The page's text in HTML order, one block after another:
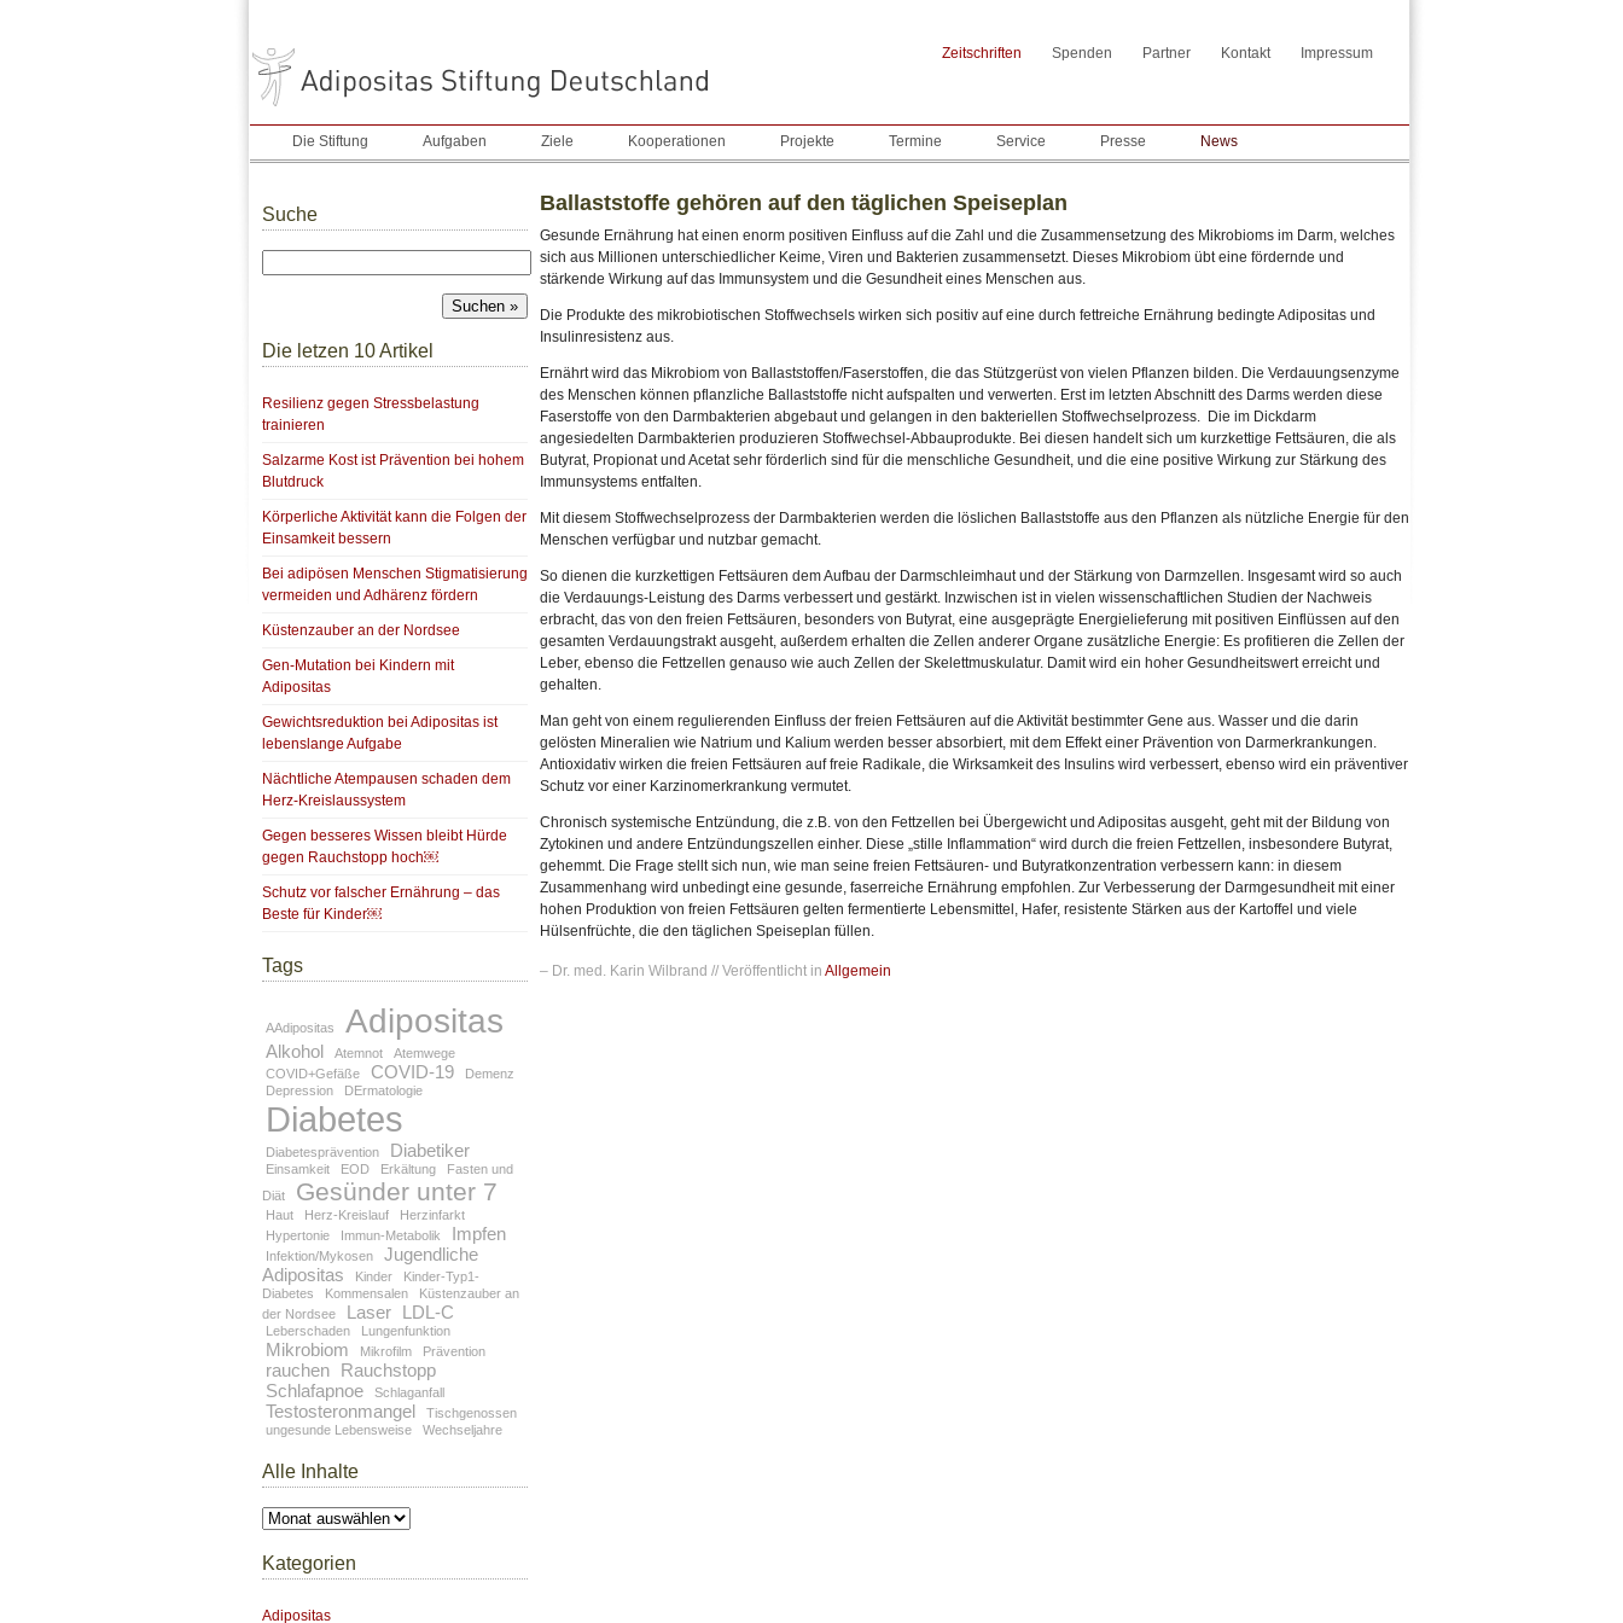
Zeitschriften Spenden Partner Kontakt Impressum
Die Stiftung Aufgaben Ziele Kooperationen Projekte Termine Service Presse News
Suche
Die letzen 10 Artikel
Resilienz gegen Stressbelastung
trainieren
Salzarme Kost ist Prävention bei hohem
Blutdruck
Körperliche Aktivität kann die Folgen der
Einsamkeit bessern
Bei adipösen Menschen Stigmatisierung
vermeiden und Adhärenz fördern
Küstenzauber an der Nordsee
Gen-Mutation bei Kindern mit
Adipositas
Gewichtsreduktion bei Adipositas ist
lebenslange Aufgabe
Nächtliche Atempausen schaden dem
Herz-Kreislaussystem
Gegen besseres Wissen bleibt Hürde
gegen Rauchstopp hoch￼
Schutz vor falscher Ernährung – das
Beste für Kinder￼
Tags
AAdipositas Adipositas
Alkohol Atemnot
Atemwege
COVID+Gefäße
COVID-19
Demenz
Depression
DErmatologie
Diabetes
Diabetesprävention Diabetiker
Einsamkeit EOD Erkältung
Fasten und
Diät
Gesünder unter 7
Haut Herz-Kreislauf
Herzinfarkt
Hypertonie
Immun-Metabolik Impfen
Infektion/Mykosen
Jugendliche
Adipositas
Kinder
Kinder-Typ1-
Diabetes
Kommensalen
Küstenzauber an
der Nordsee
Laser LDL-C
Leberschaden Lungenfunktion
Mikrobiom Mikrofilm Prävention
rauchen Rauchstopp
Schlafapnoe
Schlaganfall
Testosteronmangel
Tischgenossen
ungesunde Lebensweise
Wechseljahre
Alle Inhalte
Alle
Inhalte
Kategorien
Adipositas
Ballaststoffe gehören auf den täglichen Speiseplan
Gesunde Ernährung hat einen enorm positiven Einfluss auf die Zahl und die Zusammensetzung des Mikrobioms im Darm, welches
sich aus Millionen unterschiedlicher Keime, Viren und Bakterien zusammensetzt. Dieses Mikrobiom übt eine fördernde und
stärkende Wirkung auf das Immunsystem und die Gesundheit eines Menschen aus.
Die Produkte des mikrobiotischen Stoffwechsels wirken sich positiv auf eine durch fettreiche Ernährung bedingte Adipositas und
Insulinresistenz aus.
Ernährt wird das Mikrobiom von Ballaststoffen/Faserstoffen, die das Stützgerüst von vielen Pflanzen bilden. Die Verdauungsenzyme
des Menschen können pflanzliche Ballaststoffe nicht aufspalten und verwerten. Erst im letzten Abschnitt des Darms werden diese
Faserstoffe von den Darmbakterien abgebaut und gelangen in den bakteriellen Stoffwechselprozess. Die im Dickdarm
angesiedelten Darmbakterien produzieren Stoffwechsel-Abbauprodukte. Bei diesen handelt sich um kurzkettige Fettsäuren, die als
Butyrat, Propionat und Acetat sehr förderlich sind für die menschliche Gesundheit, und die eine positive Wirkung zur Stärkung des
Immunsystems entfalten.
Mit diesem Stoffwechselprozess der Darmbakterien werden die löslichen Ballaststoffe aus den Pflanzen als nützliche Energie für den
Menschen verfügbar und nutzbar gemacht.
So dienen die kurzkettigen Fettsäuren dem Aufbau der Darmschleimhaut und der Stärkung von Darmzellen. Insgesamt wird so auch
die Verdauungs-Leistung des Darms verbessert und gestärkt. Inzwischen ist in vielen wissenschaftlichen Studien der Nachweis
erbracht, das von den freien Fettsäuren, besonders von Butyrat, eine ausgeprägte Energielieferung mit positiven Einflüssen auf den
gesamten Verdauungstrakt ausgeht, außerdem erhalten die Zellen anderer Organe zusätzliche Energie: Es profitieren die Zellen der
Leber, ebenso die Fettzellen genauso wie auch Zellen der Skelettmuskulatur. Damit wird ein hoher Gesundheitswert erreicht und
gehalten.
Man geht von einem regulierenden Einfluss der freien Fettsäuren auf die Aktivität bestimmter Gene aus. Wasser und die darin
gelösten Mineralien wie Natrium und Kalium werden besser absorbiert, mit dem Effekt einer Prävention von Darmerkrankungen.
Antioxidativ wirken die freien Fettsäuren auf freie Radikale, die Wirksamkeit des Insulins wird verbessert, ebenso wird ein präventiver
Schutz vor einer Karzinomerkrankung vermutet.
Chronisch systemische Entzündung, die z.B. von den Fettzellen bei Übergewicht und Adipositas ausgeht, geht mit der Bildung von
Zytokinen und andere Entzündungszellen einher. Diese „stille Inflammation“ wird durch die freien Fettzellen, insbesondere Butyrat,
gehemmt. Die Frage stellt sich nun, wie man seine freien Fettsäuren- und Butyratkonzentration verbessern kann: in diesem
Zusammenhang wird unbedingt eine gesunde, faserreiche Ernährung empfohlen. Zur Verbesserung der Darmgesundheit mit einer
hohen Produktion von freien Fettsäuren gelten fermentierte Lebensmittel, Hafer, resistente Stärken aus der Kartoffel und viele
Hülsenfrüchte, die den täglichen Speiseplan füllen.
– Dr. med. Karin Wilbrand // Veröffentlicht in Allgemein